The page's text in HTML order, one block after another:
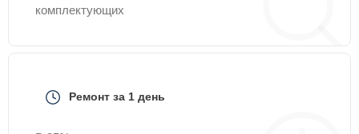
комплектующих
Ремонт за 1 день